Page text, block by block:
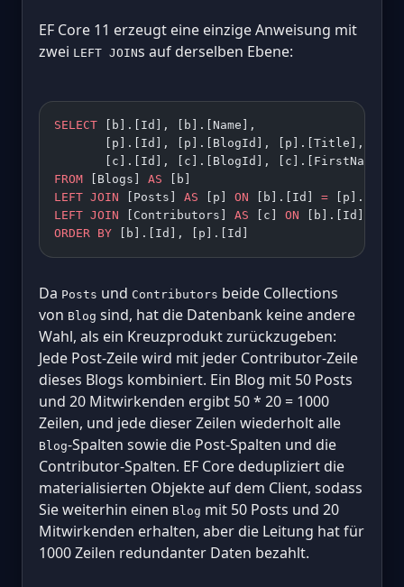
EF Core 11 erzeugt eine einzige Anweisung mit
zwei LEFT JOINs auf derselben Ebene:
SELECT [b].[Id], [b].[Name],
       [p].[Id], [p].[BlogId], [p].[Title],
       [c].[Id], [c].[BlogId], [c].[FirstName]
FROM [Blogs] AS [b]
LEFT JOIN [Posts] AS [p] ON [b].[Id] =
LEFT JOIN [Contributors] AS [c] ON [b].[Id]
ORDER BY [b].[Id], [p].[Id]
Da Posts und Contributors beide Collections
von Blog sind, hat die Datenbank keine andere
Wahl, als ein Kreuzprodukt zurückzugeben:
Jede Post-Zeile wird mit jeder Contributor-Zeile
dieses Blogs kombiniert. Ein Blog mit 50 Posts
und 20 Mitwirkenden ergibt 50 * 20 = 1000
Zeilen, und jede dieser Zeilen wiederholt alle
Blog-Spalten sowie die Post-Spalten und die
Contributor-Spalten. EF Core dedupliziert die
materialisierten Objekte auf dem Client, sodass
Sie weiterhin einen Blog mit 50 Posts und 20
Mitwirkenden erhalten, aber die Leitung hat für
1000 Zeilen redundanter Daten bezahlt.